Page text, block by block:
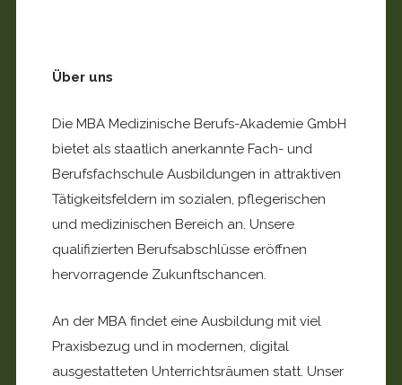
Über uns
Die MBA Medizinische Berufs-Akademie GmbH
bietet als staatlich anerkannte Fach- und
Berufsfachschule Ausbildungen in attraktiven
Tätigkeitsfeldern im sozialen, pflegerischen
und medizinischen Bereich an. Unsere
qualifizierten Berufsabschlüsse eröffnen
hervorragende Zukunftschancen.
An der MBA findet eine Ausbildung mit viel
Praxisbezug und in modernen, digital
ausgestatteten Unterrichtsräumen statt. Unser